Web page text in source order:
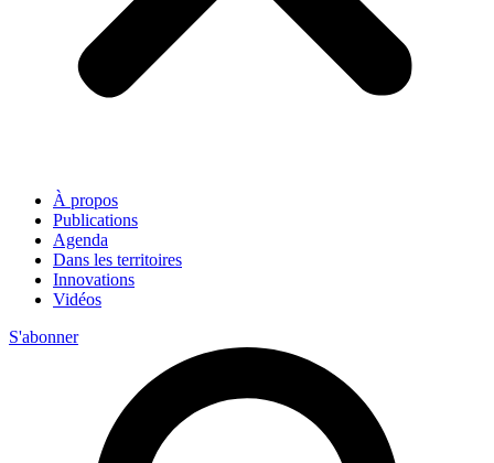
À propos
Publications
Agenda
Dans les territoires
Innovations
Vidéos
S'abonner